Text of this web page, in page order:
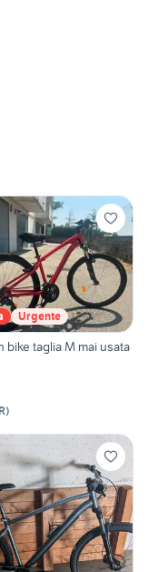
Urgente
bike taglia M mai usata
)